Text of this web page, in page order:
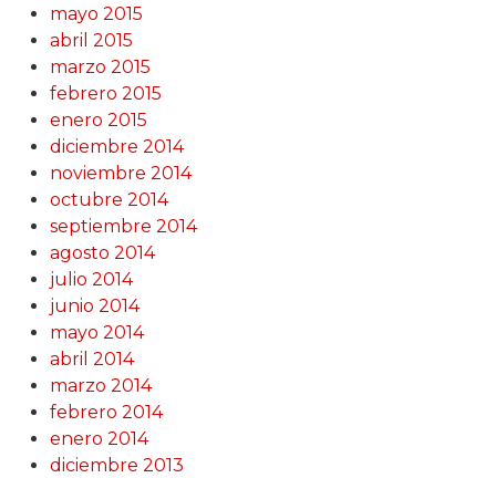
mayo 2015
abril 2015
marzo 2015
febrero 2015
enero 2015
diciembre 2014
noviembre 2014
octubre 2014
septiembre 2014
agosto 2014
julio 2014
junio 2014
mayo 2014
abril 2014
marzo 2014
febrero 2014
enero 2014
diciembre 2013